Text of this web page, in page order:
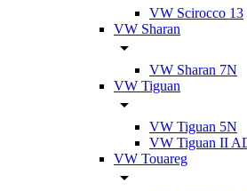
VW Scirocco 13
VW Sharan
VW Sharan 7N
VW Tiguan
VW Tiguan 5N
VW Tiguan II
VW Touareg